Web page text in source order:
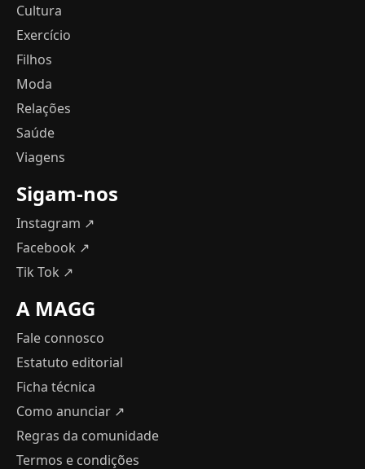
Cultura
Exercício
Filhos
Moda
Relações
Saúde
Viagens
Sigam-nos
Instagram ↗
Facebook ↗
Tik Tok ↗
A MAGG
Fale connosco
Estatuto editorial
Ficha técnica
Como anunciar ↗
Regras da comunidade
Termos e condições